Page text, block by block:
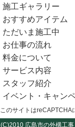
施工ギャラリー
おすすめアイテム
ただいま施工中
お仕事の流れ
料金について
サービス内容
スタッフ紹介
イベント・キャン
このサイトはreCAPTCHA
(C)2010 広島市の外構工